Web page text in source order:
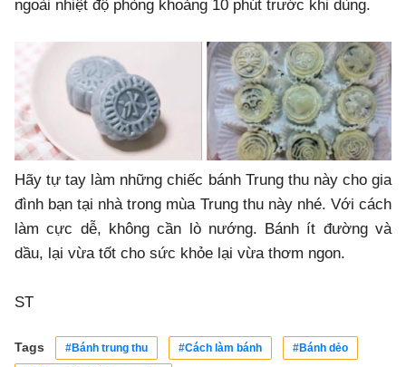
ngoài nhiệt độ phòng khoảng 10 phút trước khi dùng.
Hãy tự tay làm những chiếc bánh Trung thu này cho gia
đình bạn tại nhà trong mùa Trung thu này nhé. Với cách
làm cực dễ, không cần lò nướng. Bánh ít đường và
dầu, lại vừa tốt cho sức khỏe lại vừa thơm ngon.
ST
Tags #Bánh trung thu #Cách làm bánh #Bánh dẻo